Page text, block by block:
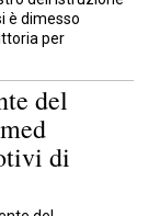
è dimesso
per
del
di